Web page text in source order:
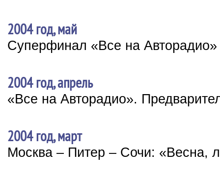
2004 год, май
Суперфинал «Все на Авторадио»
2004 год, апрель
«Все на Авторадио».
2004 год, март
Москва – Питер – Сочи: «Весна,